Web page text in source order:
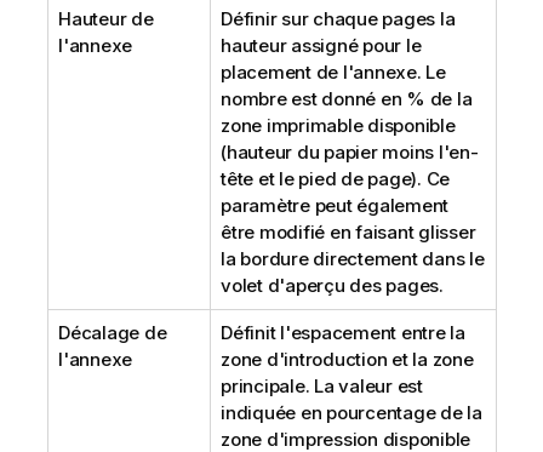
Hauteur de
l'annexe
Définir sur chaque pages la
hauteur assigné pour le
placement de l'annexe. Le
nombre est donné en % de la
zone imprimable disponible
(hauteur du papier moins l'en-
tête et le pied de page). Ce
paramètre peut également
être modifié en faisant glisser
la bordure directement dans le
volet d'aperçu des pages.
Décalage de
l'annexe
Définit l'espacement entre la
zone d'introduction et la zone
principale. La valeur est
indiquée en pourcentage de la
zone d'impression disponible